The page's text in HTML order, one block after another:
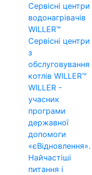
Сервісні центри
водонагрівачів
WILLER™
Сервісні центри
з
обслуговування
котлів WILLER™
WILLER -
учасник
програми
державної
допомоги
«єВідновлення».
Найчастіші
питання і